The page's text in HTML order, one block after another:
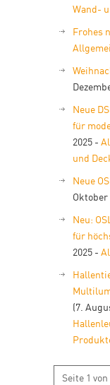
Wand-
Frohes
Neue
für
2025 -
und
Neue
Oktober
Neu:
für
2025 -
(7.
Seite 1 von